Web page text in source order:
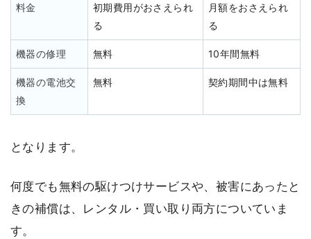
料金
初期費用がおさえられ
る
月額をおさえられ
る
機器の修理 無料 10年間無料
機器の電池交
換
無料 契約期間中は無料
となります。
何度でも無料の駆けつけサービスや、被害にあったと
きの補償は、レンタル・買い取り両方についていま
す。